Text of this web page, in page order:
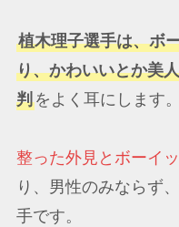
植木理子選手は、ボ
り、かわいいとか美
判をよく耳にします。
整った外見とボーイ
り、男性のみならず
手です。